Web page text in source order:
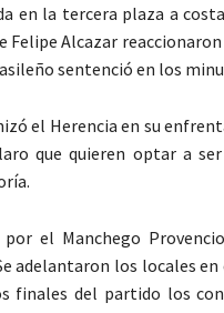
en la tercera plaza a
Felipe Alcazar
sentenció en los
el Herencia en su
que quieren optar a
el Manchego
adelantaron los locales en
finales del partido los